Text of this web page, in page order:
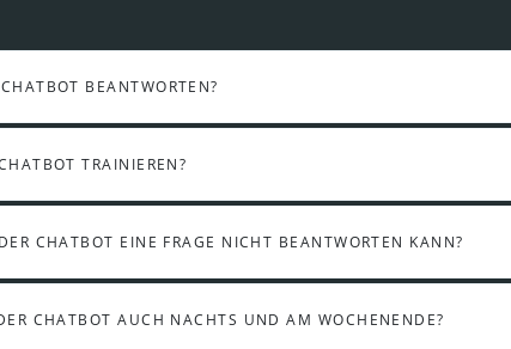
BEANTWORTEN?
TRAINIEREN?
CHATBOT EINE FRAGE NICHT BEANTWORTEN KANN?
CHATBOT AUCH NACHTS UND AM WOCHENENDE?